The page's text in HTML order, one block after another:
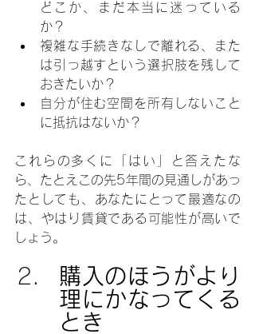
どこか、まだ本当に迷っている
か？
複雑な手続きなしで離れる、また
は引っ越すという選択肢を残して
おきたいか？
自分が住む空間を所有しないこと
に抵抗はないか？
これらの多くに「はい」と答えたな
ら、たとえこの先5年間の見通しがあっ
たとしても、あなたにとって最適なの
は、やはり賃貸である可能性が高いで
しょう。
購入のほうがより
理にかなってくる
とき